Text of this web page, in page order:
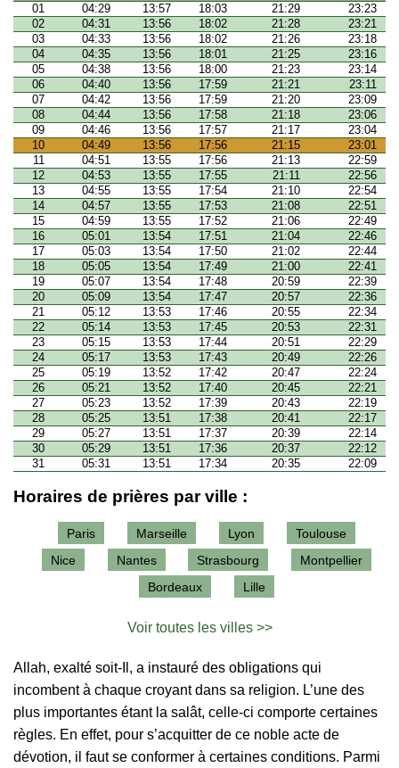
01 04:29 13:57 18:03 21:29
23:23
02
04:31 13:56 18:02 21:28
23:21
03
04:33 13:56 18:02 21:26
23:18
04
04:35 13:56 18:01 21:25
23:16
05
04:38 13:56 18:00 21:23
23:14
06
04:40 13:56 17:59 21:21
23:11
07
04:42 13:56 17:59 21:20
23:09
08
04:44 13:56 17:58 21:18
23:06
09
04:46 13:56 17:57 21:17
23:04
10
04:49 13:56 17:56 21:15
23:01
11
04:51 13:55 17:56 21:13
22:59
12
04:53 13:55 17:55 21:11
22:56
13
04:55 13:55 17:54 21:10
22:54
14
04:57 13:55 17:53 21:08
22:51
15
04:59 13:55 17:52 21:06
22:49
16
05:01 13:54 17:51 21:04
22:46
17
05:03 13:54 17:50 21:02
22:44
18
05:05 13:54 17:49 21:00
22:41
19
05:07 13:54 17:48 20:59
22:39
20
05:09 13:54 17:47 20:57
22:36
21
05:12 13:53 17:46 20:55
22:34
22
05:14 13:53 17:45 20:53
22:31
23
05:15 13:53 17:44 20:51
22:29
24
05:17 13:53 17:43 20:49
22:26
25
05:19 13:52 17:42 20:47
22:24
26
05:21 13:52 17:40 20:45
22:21
27
05:23 13:52 17:39 20:43
22:19
28
05:25 13:51 17:38 20:41
22:17
29
05:27 13:51 17:37 20:39
22:14
30
05:29 13:51 17:36 20:37
22:12
31
05:31 13:51 17:34 20:35 22:09
Horaires de prières par ville :
Paris Marseille Lyon
Toulouse
Nice
Nantes Strasbourg
Montpellier
Bordeaux
Lille
Voir toutes les villes >>
Allah, exalté soit-Il, a instauré des obligations qui
incombent à chaque croyant dans sa religion. L’une des
plus importantes étant la salât, celle-ci comporte certaines
règles. En effet, pour s’acquitter de ce noble acte de
dévotion, il faut se conformer à certaines conditions. Parmi